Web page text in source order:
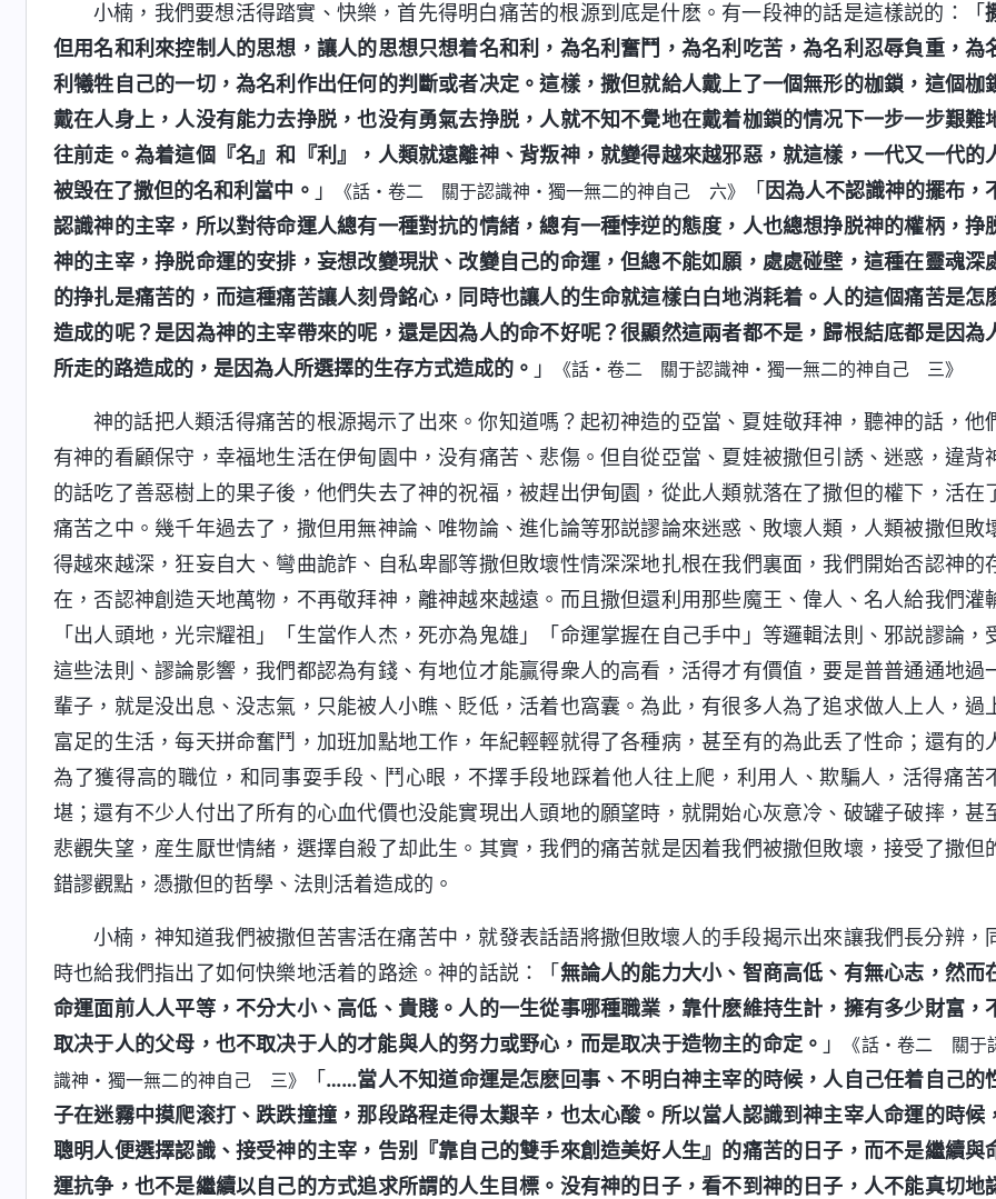
小楠，我們要想活得踏實、快樂，首先得明白痛苦的根源到底是什麽。有一段神的話是這樣説的：「
但用名和利來控制人的思想，讓人的思想只想着名和利，為名利奮鬥，為名利吃苦，為名利忍辱負重，為
利犧牲自己的一切，為名利作出任何的判斷或者决定。這樣，撒但就給人戴上了一個無形的枷鎖，這個枷
戴在人身上，人没有能力去挣脱，也没有勇氣去挣脱，人就不知不覺地在戴着枷鎖的情况下一步一步艱難
往前走。為着這個『名』和『利』，人類就遠離神、背叛神，就變得越來越邪惡，就這樣，一代又一代的
被毁在了撒但的名和利當中。 」 《話・卷二 關于認識神・獨一無二的神自己 六》 「 因為人不認識神的擺布，
認識神的主宰，所以對待命運人總有一種對抗的情緒，總有一種悖逆的態度，人也總想挣脱神的權柄，挣
神的主宰，挣脱命運的安排，妄想改變現狀、改變自己的命運，但總不能如願，處處碰壁，這種在靈魂深
的挣扎是痛苦的，而這種痛苦讓人刻骨銘心，同時也讓人的生命就這樣白白地消耗着。人的這個痛苦是怎
造成的呢？是因為神的主宰帶來的呢，還是因為人的命不好呢？很顯然這兩者都不是，歸根結底都是因為
所走的路造成的，是因為人所選擇的生存方式造成的。 」 《話・卷二 關于認識神・獨一無二的神自己 三》
神的話把人類活得痛苦的根源揭示了出來。你知道嗎？起初神造的亞當、夏娃敬拜神，聽神的話，他
有神的看顧保守，幸福地生活在伊甸園中，没有痛苦、悲傷。但自從亞當、夏娃被撒但引誘、迷惑，違背
的話吃了善惡樹上的果子後，他們失去了神的祝福，被趕出伊甸園，從此人類就落在了撒但的權下，活在
痛苦之中。幾千年過去了，撒但用無神論、唯物論、進化論等邪説謬論來迷惑、敗壞人類，人類被撒但敗
得越來越深，狂妄自大、彎曲詭詐、自私卑鄙等撒但敗壞性情深深地扎根在我們裏面，我們開始否認神的
在，否認神創造天地萬物，不再敬拜神，離神越來越遠。而且撒但還利用那些魔王、偉人、名人給我們灌
「出人頭地，光宗耀祖」「生當作人杰，死亦為鬼雄」「命運掌握在自己手中」等邏輯法則、邪説謬論，
這些法則、謬論影響，我們都認為有錢、有地位才能贏得衆人的高看，活得才有價值，要是普普通通地過
輩子，就是没出息、没志氣，只能被人小瞧、貶低，活着也窩囊。為此，有很多人為了追求做人上人，過
富足的生活，每天拼命奮鬥，加班加點地工作，年紀輕輕就得了各種病，甚至有的為此丢了性命；還有的
為了獲得高的職位，和同事耍手段、鬥心眼，不擇手段地踩着他人往上爬，利用人、欺騙人，活得痛苦
堪；還有不少人付出了所有的心血代價也没能實現出人頭地的願望時，就開始心灰意冷、破罐子破摔，甚
悲觀失望，産生厭世情緒，選擇自殺了却此生。其實，我們的痛苦就是因着我們被撒但敗壞，接受了撒但
錯謬觀點，憑撒但的哲學、法則活着造成的。
小楠，神知道我們被撒但苦害活在痛苦中，就發表話語將撒但敗壞人的手段揭示出來讓我們長分辨，
時也給我們指出了如何快樂地活着的路途。神的話説：「 無論人的能力大小、智商高低、有無心志，然而
命運面前人人平等，不分大小、高低、貴賤。人的一生從事哪種職業，靠什麽維持生計，擁有多少財富，
取决于人的父母，也不取决于人的才能與人的努力或野心，而是取决于造物主的命定。 」
《話・卷二 關于
識神・獨一無二的神自己 三》
「 ……當人不知道命運是怎麽回事、不明白神主宰的時候，人自己任着自己的
子在迷霧中摸爬滚打、跌跌撞撞，那段路程走得太艱辛，也太心酸。所以當人認識到神主宰人命運的時候
聰明人便選擇認識、接受神的主宰，告别『靠自己的雙手來創造美好人生』的痛苦的日子，而不是繼續與
運抗争，也不是繼續以自己的方式追求所謂的人生目標。没有神的日子，看不到神的日子，人不能真切地